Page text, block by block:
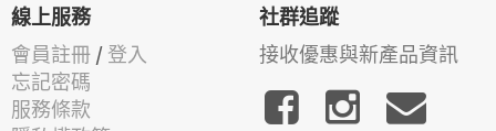
線上服務
會員註冊 / 登入
忘記密碼
服務條款
社群追蹤
接收優惠與新產品資訊